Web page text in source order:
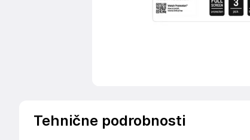
Tehnične podrobnosti